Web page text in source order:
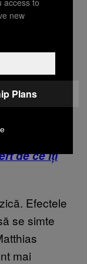
femeile
bărbați la
de
de ce îți
Efectele
se simte
mai
new
Plans